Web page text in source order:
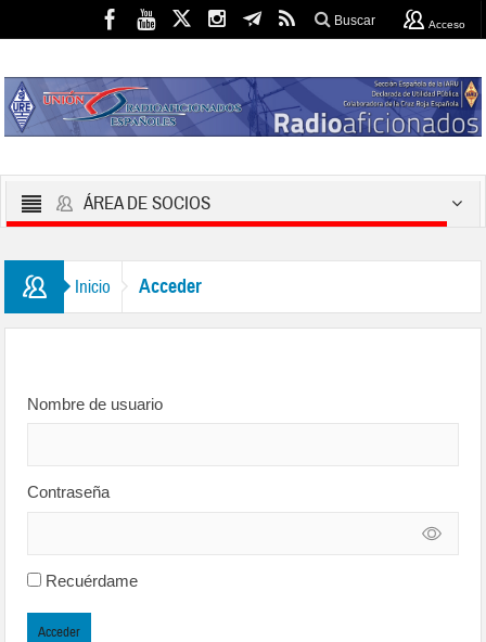
Buscar Acceso
ÁREA DE SOCIOS
Inicio Acceder
Nombre de usuario
Contraseña
Recuérdame
Acceder